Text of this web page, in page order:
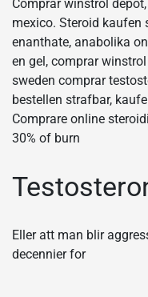
Comprar winstrol
mexico. Steroid kaufen
enanthate, anabolika
en gel, comprar
sweden comprar
bestellen strafbar,
Comprare online
30% of burn
Eller att man blir
decennier for